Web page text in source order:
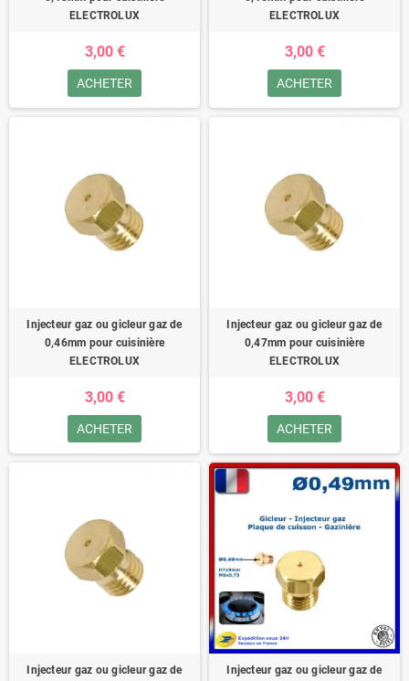
ELECTROLUX
3,00 €
ACHETER
ELECTROLUX
3,00 €
ACHETER
Injecteur gaz ou gicleur gaz de
0,46mm pour cuisinière
ELECTROLUX
3,00 €
ACHETER
Injecteur gaz ou gicleur gaz de
0,47mm pour cuisinière
ELECTROLUX
3,00 €
ACHETER
Injecteur gaz ou gicleur gaz de Injecteur gaz ou gicleur gaz de